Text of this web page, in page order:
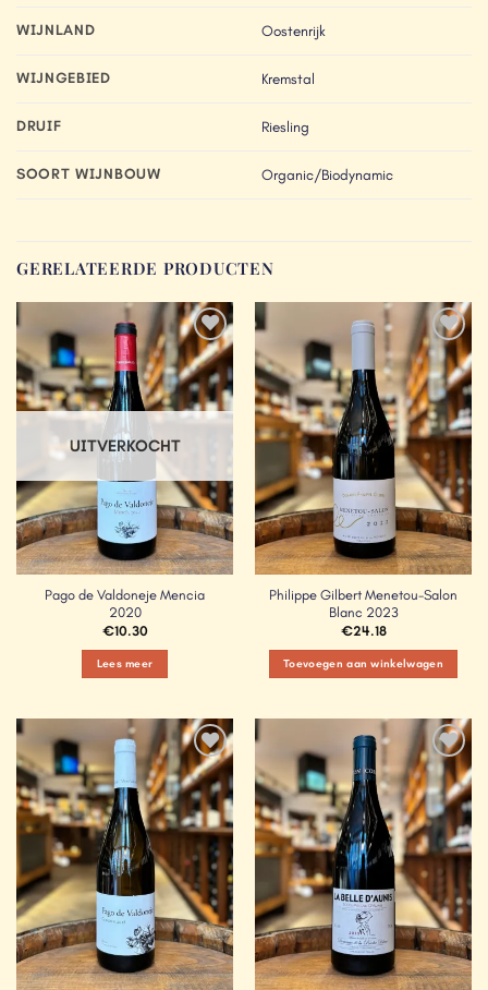
WIJNLAND Oostenrijk
WIJNGEBIED Kremstal
DRUIF Riesling
SOORT WIJNBOUW Organic/Biodynamic
GERELATEERDE PRODUCTEN
Add to
Wishlist
UITVERKOCHT
Pago de Valdoneje Mencia
2020
€10.30
Lees meer
Add to
Wishlist
Philippe Gilbert Menetou-Salon
Blanc 2023
€24.18
Toevoegen aan winkelwagen
Add to
Wishlist
Add to
Wishlist